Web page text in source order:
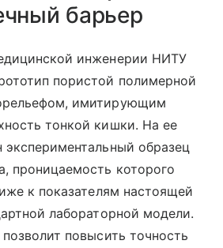
барьер
инженерии НИТУ
пористой полимерной
имитирующим
тонкой кишки. На ее
экспериментальный образец
проницаемость которого
к показателям настоящей
лабораторной модели.
повысить точность